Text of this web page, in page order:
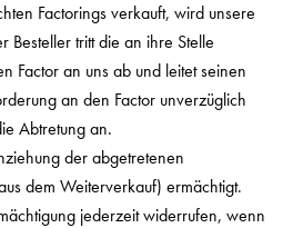
Factorings verkauft, wird unsere
Besteller tritt die an ihre Stelle
Factor an uns ab und leitet seinen
an den Factor unverzüglich
Abtretung an.
der abgetretenen
dem Weiterverkauf) ermächtigt.
jederzeit widerrufen, wenn